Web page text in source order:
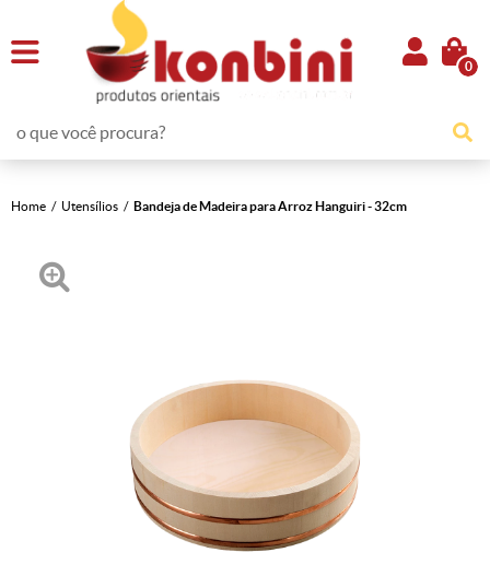
0
Home Utensílios Bandeja de Madeira para Arroz Hanguiri - 32cm